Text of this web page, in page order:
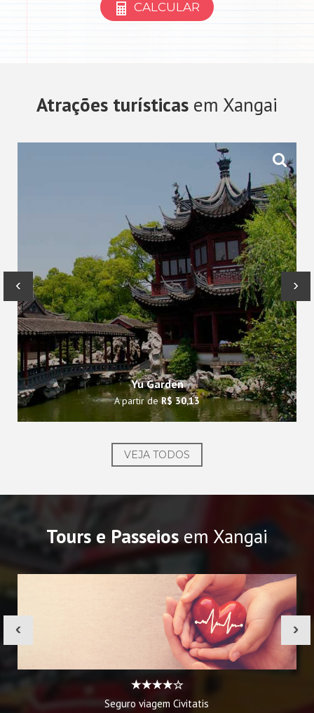
CALCULAR
Atrações turísticas em Xangai
Yu Garden
A partir deR$ 30,13
‹ ›
VEJA TODOS
Tours e Passeiosem Xangai
Seguro viagem Civitatis
‹ ›